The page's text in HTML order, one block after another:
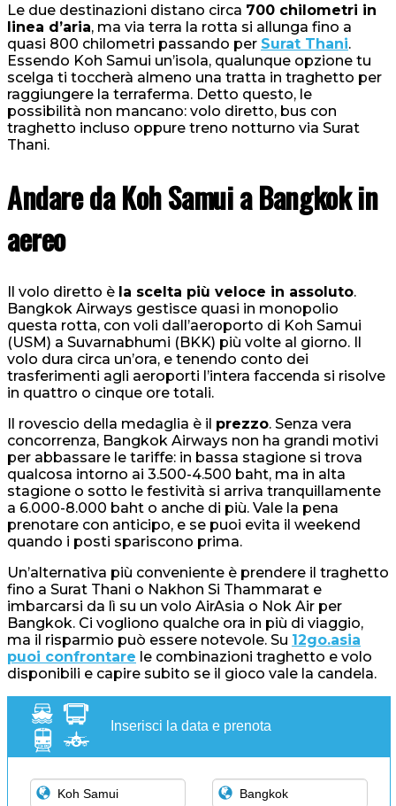
Le due destinazioni distano circa 700 chilometri in
linea d’aria, ma via terra la rotta si allunga fino a
quasi 800 chilometri passando per Surat Thani.
Essendo Koh Samui un’isola, qualunque opzione tu
scelga ti toccherà almeno una tratta in traghetto per
raggiungere la terraferma. Detto questo, le
possibilità non mancano: volo diretto, bus con
traghetto incluso oppure treno notturno via Surat
Thani.
Andare da Koh Samui a Bangkok in
aereo
Il volo diretto è la scelta più veloce in assoluto.
Bangkok Airways gestisce quasi in monopolio
questa rotta, con voli dall’aeroporto di Koh Samui
(USM) a Suvarnabhumi (BKK) più volte al giorno. Il
volo dura circa un’ora, e tenendo conto dei
trasferimenti agli aeroporti l’intera faccenda si risolve
in quattro o cinque ore totali.
Il rovescio della medaglia è il prezzo. Senza vera
concorrenza, Bangkok Airways non ha grandi motivi
per abbassare le tariffe: in bassa stagione si trova
qualcosa intorno ai 3.500-4.500 baht, ma in alta
stagione o sotto le festività si arriva tranquillamente
a 6.000-8.000 baht o anche di più. Vale la pena
prenotare con anticipo, e se puoi evita il weekend
quando i posti spariscono prima.
Un’alternativa più conveniente è prendere il traghetto
fino a Surat Thani o Nakhon Si Thammarat e
imbarcarsi da lì su un volo AirAsia o Nok Air per
Bangkok. Ci vogliono qualche ora in più di viaggio,
ma il risparmio può essere notevole. Su 12go.asia
puoi confrontare le combinazioni traghetto e volo
disponibili e capire subito se il gioco vale la candela.
Inserisci la data e prenota